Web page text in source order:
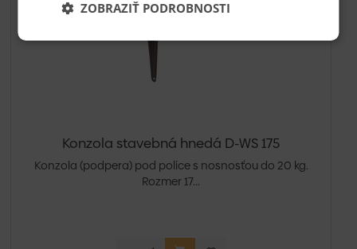
Konzola stavebná hnedá D-WS 175
Konzola (podpera) pod police s nosnosťou do 20 kg.
Rozmer 17...
ZOBRAZIŤ PODROBNOSTI